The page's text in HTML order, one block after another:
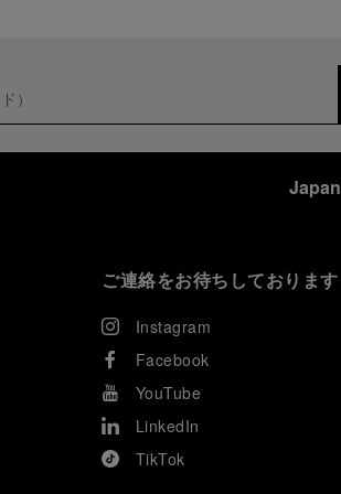
Japan
ご連絡をお待ちしております
Instagram
Facebook
YouTube
LinkedIn
TikTok